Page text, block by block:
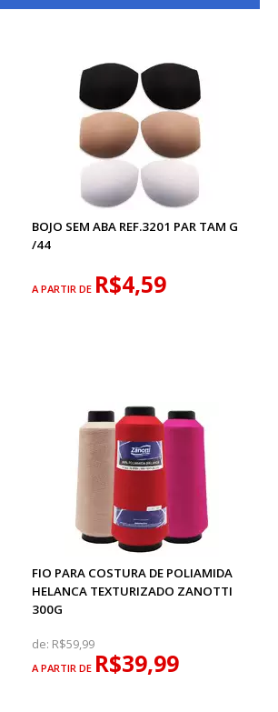
BOJO SEM ABA REF.3201 PAR TAM G
/44
A PARTIR DE R$4,59
FIO PARA COSTURA DE POLIAMIDA
HELANCA TEXTURIZADO ZANOTTI
300G
de: R$59,99
A PARTIR DE R$39,99